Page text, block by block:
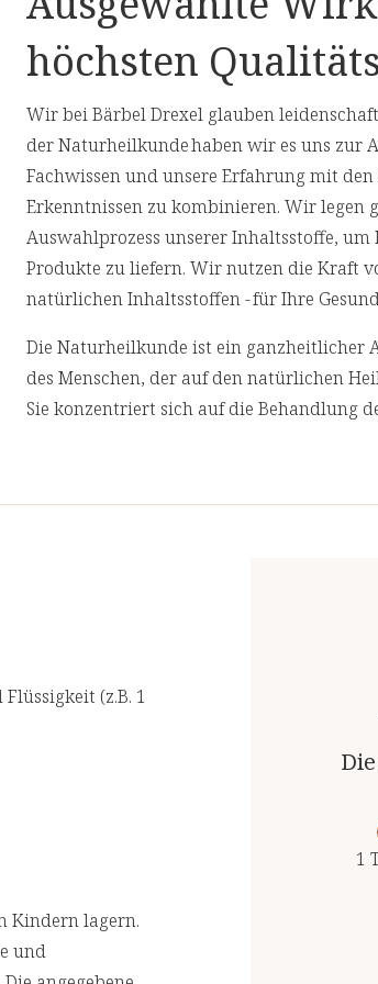
Muskelfunktion bei.
[11] Vitamin D trägt zu einer normalen
Immunsystems bei.
Nährwertangaben
2 x 2 Presslinge
Inhalt pro Tagesdosis
2
Magnesium
höchsten
Wir bei Bärbel Drexel glauben
der Naturheilkunde haben wir es uns zur
Fachwissen und unsere Erfahrung mit
Erkenntnissen zu kombinieren. Wir legen
Auswahlprozess unserer Inhaltsstoffe,
Produkte zu liefern. Wir nutzen die Kraft
natürlichen Inhaltsstoffen - für Ihre
Die Naturheilkunde ist ein ganzheitlicher
des Menschen, der auf den natürlichen
Sie konzentriert sich auf die Behandlung
1
(z.B. 1
Kindern lagern.
und